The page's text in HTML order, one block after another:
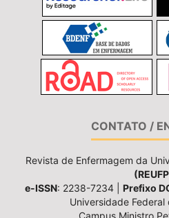
CONTATO /
Revista de Enfermagem da
e-ISSN: 2238-7234 | Prefixo
Universidade
Campus Ministro